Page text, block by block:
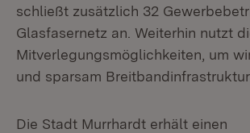
schließt zusätzlich 32
Glasfasernetz an. Weiterhin nutzt
Mitverlegungsmöglichkeiten, um
und sparsam
Die Stadt Murrhardt erhält einen